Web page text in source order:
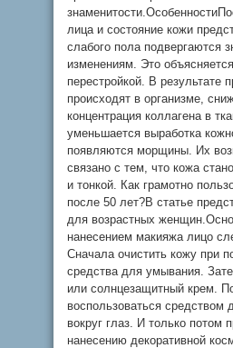
лица и состояние кожи
слабого пола подвергаются
изменениям. Это
перестройкой. В результате
происходят в организме,
концентрация коллагена в
уменьшается выработка
появляются морщины. Их
связано с тем, что кожа
и тонкой. Как грамотно
после 50 лет?В статье
для возрастных
нанесением макияжа лицо
Сначала очистить кожу при
средства для умывания.
или солнцезащитный крем.
воспользоваться средством
вокруг глаз. И только потом
нанесению декоративной